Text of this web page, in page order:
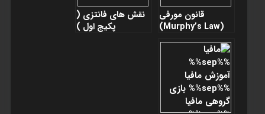
قانون مورفی
(Murphy’s Law)
نقش های فانتزی (
پکيج اول )